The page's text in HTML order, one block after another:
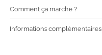
Comment ça marche ?
Informations complémentaires